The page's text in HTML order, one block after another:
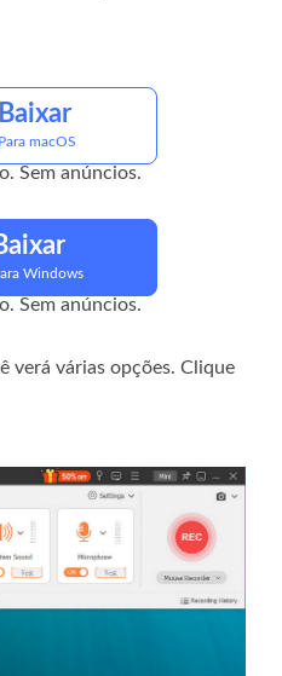
Baixar
Para macOS
Sem anúncios.
Windows
Sem anúncios.
verá várias opções. Clique